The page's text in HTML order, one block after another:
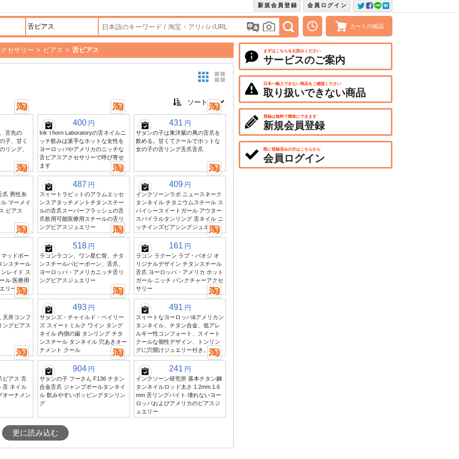
会員ログイン
新規会員登録
カートの確認
セサリー > ピアス > 舌ピアス
舌先の
子、甘く
リング、
400 円
Ink Thorn Laboratoryの舌ネイルニ
ッチ飲みは派手なホットな女性を
ヨーロッパやアメリカのニッチな
舌ピアスアクセサリーで呼び寄せ
ます
431 円
サタンの子は東洋紫の凧の舌爪を
飲める。甘くてクールでホットな
女の子の舌リング舌爪舌爪
爪 男性糸
マーメイ
ピアス
487 円
スイートラビットのアラムエッセ
ンスアタッチメントチタンスチー
ルの舌爪スーパーフラッシュの舌
爪飲用可能医療用スチールの舌リ
ングピアスジュエリー
409 円
インクソーンラボ ニュースネーク
タンネイル チタニウムスチール ス
パイシースイートガール アウター
スパイラルタンリング 舌ネイル ニ
ッチインズピアシングジュエリー
ッドボー
ンスチール
レイド ス
ル 医療用
リー
518 円
ラコンラコン、ワン星仁骨、チタ
ンスチールパピーボーン、舌爪、
ヨーロッパ・アメリカニッチ舌リ
ングピアスジュエリー
161 円
ラコン ラクーン ラブ・バオジ オ
リジナルデザイン チタンスチール
舌爪 ヨーロッパ・アメリカ ホット
ガール ニッチ パンクチャーアクセ
サリー
天井コンフ
ングピアス
493 円
サタンズ・チャイルド・ベイリー
ズ スイートミルク ワイン タング
ネイル 内側の歯 タンリング チタ
ンスチール タンネイル 穴あきオー
ナメント クール
491 円
スイートなヨーロッパ&アメリカン
タンネイル、チタン合金、低アレ
ルギー性コンフォート、スイート
クールな個性デザイン、トンリン
グに穴開けジュエリー付き。
ピアス 舌
舌 ネイル
オーナメン
904 円
サタンの子 フーさん F136 チタン
合金舌爪 ジャンプボールタンネイ
ル 飲みやすいポッピングタンリン
グ
241 円
インクソーン研究所 基本チタン鋼
タンネイルロッド太さ 1.2mm 1.6
mm 舌リングバイト 壊れないヨー
ロッパおよびアメリカのピアスジ
ュエリー
更に読み込む
まずはこちらをお読みください
サービスのご案内
日本へ輸入できない商品をご確認ください
取り扱いできない商品
登録は無料で簡単にできます
新規会員登録
既に登録済みの方はこちらから
会員ログイン